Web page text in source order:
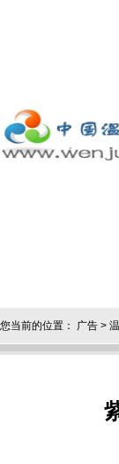
您当前的位置： 广告 >